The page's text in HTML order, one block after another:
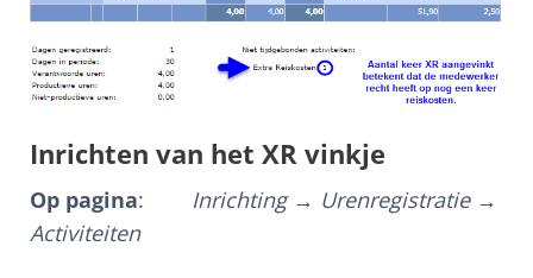
Inrichten van het XR vinkje
Op pagina: Inrichting → Urenregistratie →
Activiteiten